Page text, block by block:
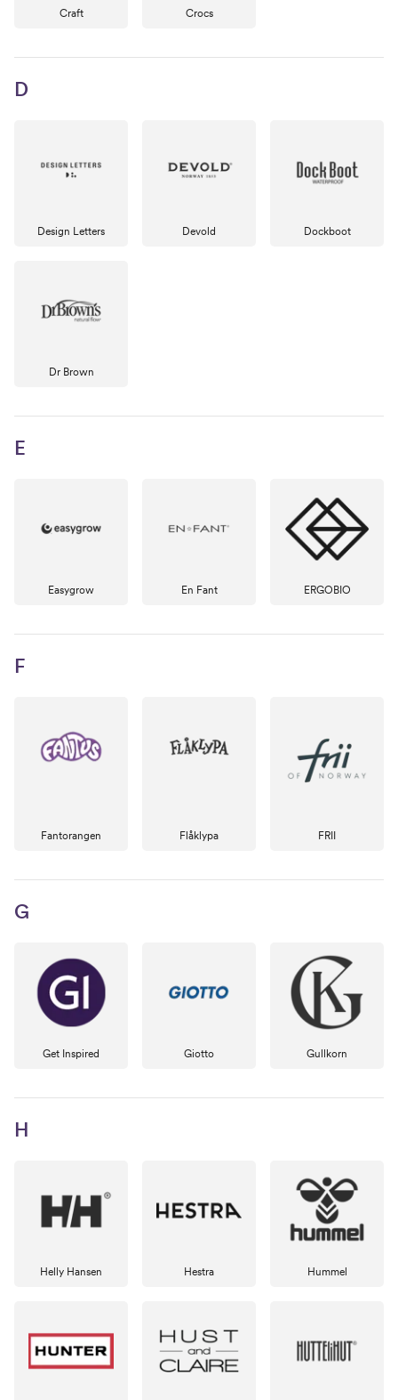
Craft Crocs
D
Design Letters Devold Dockboot
Dr Brown
E
Easygrow En Fant ERGOBIO
F
Fantorangen Flåklypa FRII
G
Get Inspired Giotto Gullkorn
H
Helly Hansen Hestra Hummel